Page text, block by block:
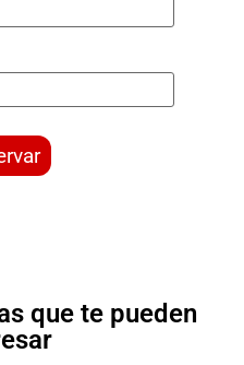
que te pueden